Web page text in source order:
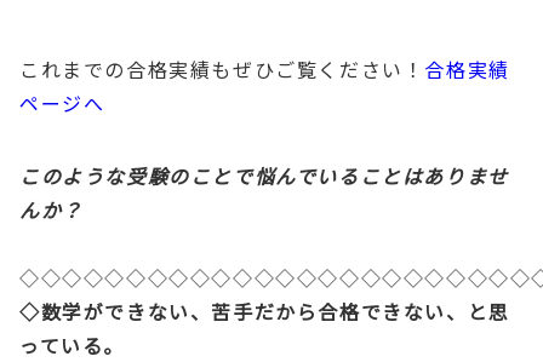
これまでの合格実績もぜひご覧ください！ 合格実績
ページへ
このような受験のことで悩んでいることはありませ
んか？
◇数学ができない、苦手だから合格できない、と思
っている。